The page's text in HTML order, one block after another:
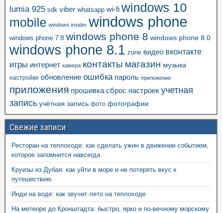
lumia 925 sdk viber whatsapp wi-fi windows 10
mobile windows insider windows phone
windows phone 7.8 windows phone 8 windows phone 8.0
windows phone 8.1 zune видео вконтакте
игры интернет камера контакты магазин музыка
настройки обновление ошибка пароль приложение
приложения прошивка сброс настроек учетная
запись учётная запись фото фотографии
Свежие записи
Ресторан на теплоходе: как сделать ужин в движении событием,
которое запомнится навсегда
Круизы из Дубая: как уйти в море и не потерять вкус к
путешествию
Инди на воде: как звучит лето на теплоходе
На метеоре до Кронштадта: быстро, ярко и по-вечному морскому